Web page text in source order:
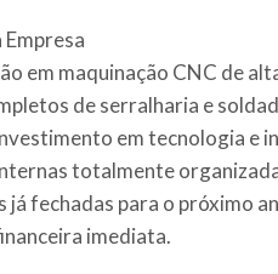
em maquinação CNC de
de serralharia e
em tecnologia e
totalmente
já fechadas para o próximo
imediata.